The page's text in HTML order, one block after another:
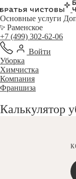
Основные услуги
Раменское
+7 (499) 302-62-06
Войти
Уборка
Химчистка
Компания
Франшиза
Калькулятор